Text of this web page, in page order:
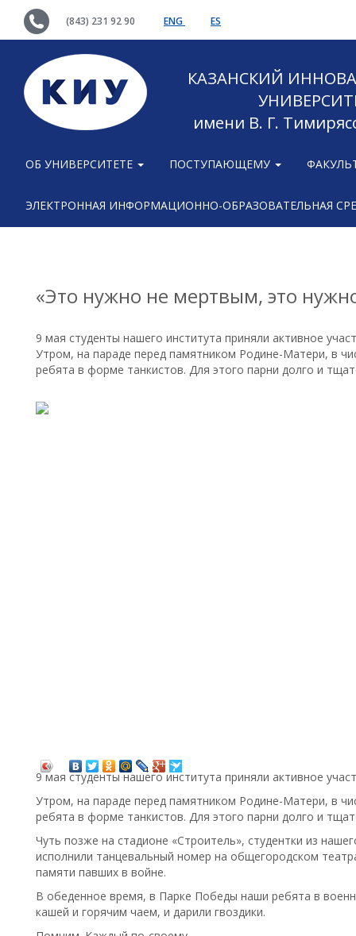
(843) 231 92 90 ENG ES
КАЗАНСКИЙ
имени В. Г.
ОБ УНИВЕРСИТЕТЕ ПОСТУПАЮЩЕМУ
ЭЛЕКТРОННАЯ ИНФОРМАЦИОННО-ОБРАЗОВАТЕЛЬНАЯ
«Это нужно не мертвым, это
9 мая студенты нашего института приняли активное
Утром, на параде перед памятником Родине-Матери, в
ребята в форме танкистов. Для этого парни долго и
9 мая студенты нашего института приняли активное
Утром, на параде перед памятником Родине-Матери, в
ребята в форме танкистов. Для этого парни долго и
Чуть позже на стадионе «Строитель», студентки из
исполнили танцевальный номер на общегородском
памяти павших в войне.
В обеденное время, в Парке Победы наши ребята в
кашей и горячим чаем, и дарили гвоздики.